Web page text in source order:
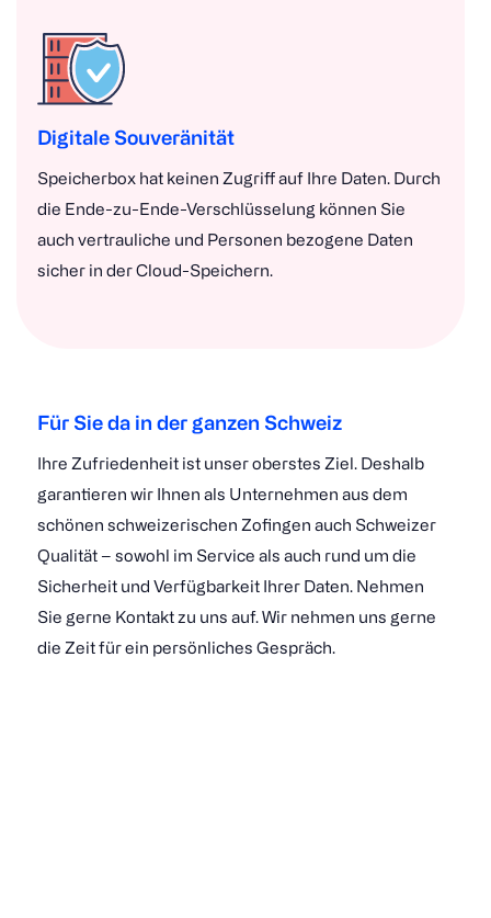
Digitale Souveränität
Speicherbox hat keinen Zugriff auf Ihre Daten. Durch
die Ende-zu-Ende-Verschlüsselung können Sie
auch vertrauliche und Personen bezogene Daten
sicher in der Cloud-Speichern.
Für Sie da in der ganzen Schweiz
Ihre Zufriedenheit ist unser oberstes Ziel. Deshalb
garantieren wir Ihnen als Unternehmen aus dem
schönen schweizerischen Zofingen auch Schweizer
Qualität – sowohl im Service als auch rund um die
Sicherheit und Verfügbarkeit Ihrer Daten. Nehmen
Sie gerne Kontakt zu uns auf. Wir nehmen uns gerne
die Zeit für ein persönliches Gespräch.